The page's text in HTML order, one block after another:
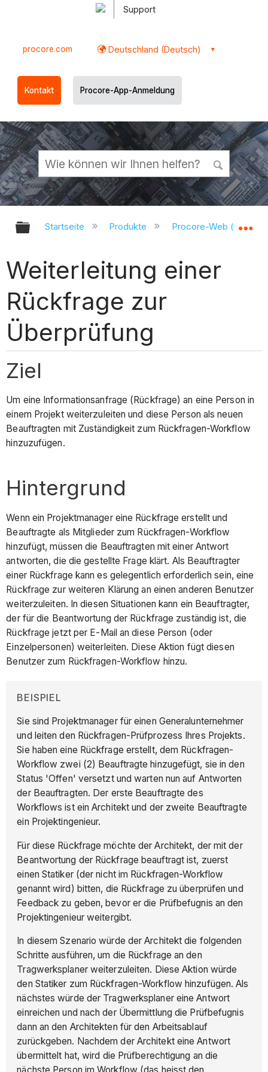
Support
procore.com Deutschland (Deutsch)
Kontakt Procore-App-Anmeldung
Globale Hierarchie auf- und
Startseite Produkte Procore-Web
Weiterleitung einer
Rückfrage zur
Überprüfung
Ziel
Um eine Informationsanfrage (Rückfrage) an eine Person in
einem Projekt weiterzuleiten und diese Person als neuen
Beauftragten mit Zuständigkeit zum Rückfragen-Workflow
hinzuzufügen.
Hintergrund
Wenn ein Projektmanager eine Rückfrage erstellt und
Beauftragte als Mitglieder zum Rückfragen-Workflow
hinzufügt, müssen die Beauftragten mit einer Antwort
antworten, die die gestellte Frage klärt. Als Beauftragter
einer Rückfrage kann es gelegentlich erforderlich sein, eine
Rückfrage zur weiteren Klärung an einen anderen Benutzer
weiterzuleiten. In diesen Situationen kann ein Beauftragter,
der für die Beantwortung der Rückfrage zuständig ist, die
Rückfrage jetzt per E-Mail an diese Person (oder
Einzelpersonen) weiterleiten. Diese Aktion fügt diesen
Benutzer zum Rückfragen-Workflow hinzu.
BEISPIEL
Sie sind Projektmanager für einen Generalunternehmer
und leiten den Rückfragen-Prüfprozess Ihres Projekts.
Sie haben eine Rückfrage erstellt, dem Rückfragen-
Workflow zwei (2) Beauftragte hinzugefügt, sie in den
Status 'Offen' versetzt und warten nun auf Antworten
der Beauftragten. Der erste Beauftragte des
Workflows ist ein Architekt und der zweite Beauftragte
ein Projektingenieur.
Für diese Rückfrage möchte der Architekt, der mit der
Beantwortung der Rückfrage beauftragt ist, zuerst
einen Statiker (der nicht im Rückfragen-Workflow
genannt wird) bitten, die Rückfrage zu überprüfen und
Feedback zu geben, bevor er die Prüfbefugnis an den
Projektingenieur weitergibt.
In diesem Szenario würde der Architekt die folgenden
Schritte ausführen, um die Rückfrage an den
Tragwerksplaner weiterzuleiten. Diese Aktion würde
den Statiker zum Rückfragen-Workflow hinzufügen. Als
nächstes würde der Tragwerksplaner eine Antwort
einreichen und nach der Übermittlung die Prüfbefugnis
dann an den Architekten für den Arbeitsablauf
zurückgeben. Nachdem der Architekt eine Antwort
übermittelt hat, wird die Prüfberechtigung an die